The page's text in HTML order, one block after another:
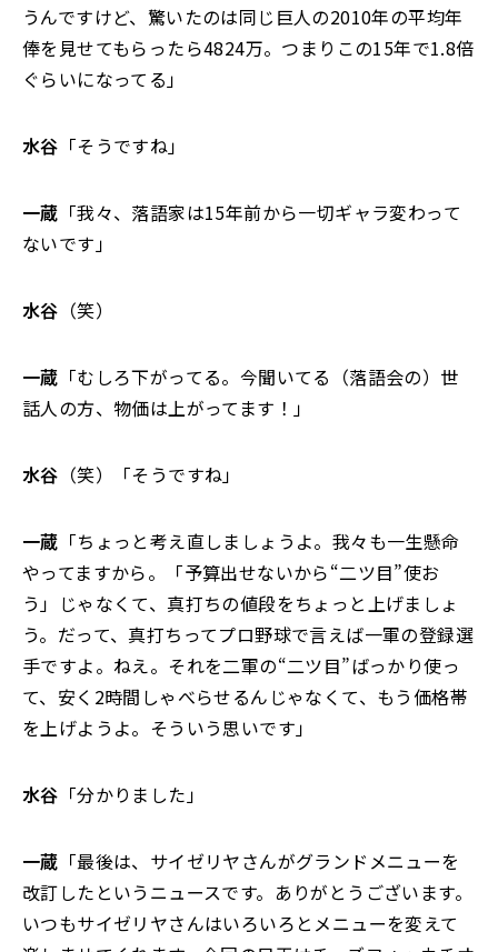
うんですけど、驚いたのは同じ巨人の2010年の平均年
俸を見せてもらったら4824万。つまりこの15年で1.8倍
ぐらいになってる」
水谷 「そうですね」
一蔵 「我々、落語家は15年前から一切ギャラ変わって
ないです」
水谷 （笑）
一蔵 「むしろ下がってる。今聞いてる（落語会の）世
話人の方、物価は上がってます！」
水谷 （笑）「そうですね」
一蔵 「ちょっと考え直しましょうよ。我々も一生懸命
やってますから。「予算出せないから“二ツ目”使お
う」じゃなくて、真打ちの値段をちょっと上げましょ
う。だって、真打ちってプロ野球で言えば一軍の登録選
手ですよ。ねえ。それを二軍の“二ツ目”ばっかり使っ
て、安く2時間しゃべらせるんじゃなくて、もう価格帯
を上げようよ。そういう思いです」
水谷 「分かりました」
一蔵 「最後は、サイゼリヤさんがグランドメニューを
改訂したというニュースです。ありがとうございます。
いつもサイゼリヤさんはいろいろとメニューを変えて